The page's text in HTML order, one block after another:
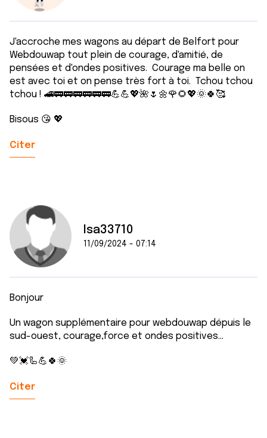
J'accroche mes wagons au départ de Belfort pour
Webdouwap tout plein de courage, d'amitié, de
pensées et d'ondes positives. Courage ma belle on
est avec toi et on pense très fort à toi. Tchou tchou
tchou ! 🚄🚃🚃🚃🚃🚃🚃💪💪💖🌺🌷🌼🌹🌻💖🌞🍀🥰
Bisous 😘 💖
Citer
Isa33710
11/09/2024 - 07:14
Bonjour
Un wagon supplémentaire pour webdouwap dépuis le
sud-ouest, courage,force et ondes positives...
💚💓🦾💪🍀🌞
Citer